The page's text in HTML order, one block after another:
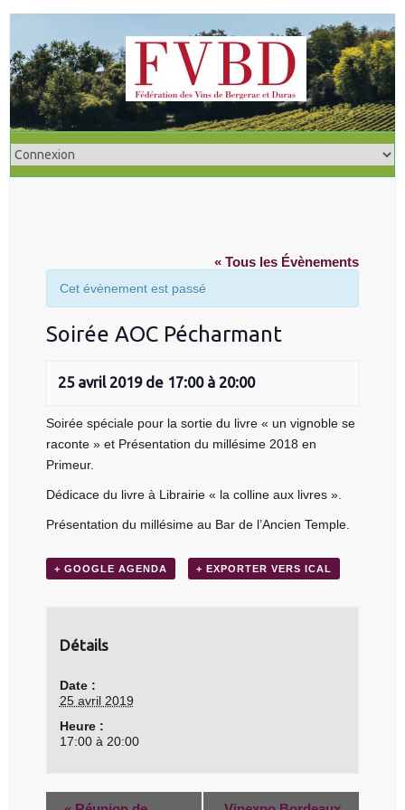
content
« Tous les Évènements
Cet évènement est passé
Soirée AOC Pécharmant
25 avril 2019 de 17:00à 20:00
Soirée spéciale pour la sortie du livre « un vignoble se
raconte » et Présentation du millésime 2018 en
Primeur.
Dédicace du livre à Librairie « la colline aux livres ».
Présentation du millésime au Bar de l’Ancien Temple.
+ GOOGLE AGENDA + EXPORTER VERS ICAL
Détails
Date :
25 avril 2019
Heure :
17:00 à 20:00